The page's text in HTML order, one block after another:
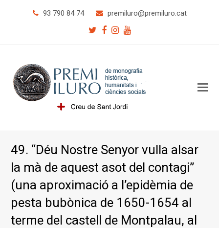
93 790 84 74 premiluro@premiluro.cat
Twitter
Facebook
Instagram
Youtube
49. “Déu Nostre Senyor vulla alsar
la mà de aquest asot del contagi”
(una aproximació a l’epidèmia de
pesta bubònica de 1650-1654 al
terme del castell de Montpalau, al